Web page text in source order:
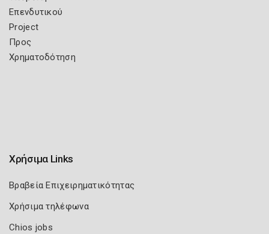
Επενδυτικού
Project
Προς
Χρηματοδότηση
Χρήσιμα Links
Βραβεία Επιχειρηματικότητας
Χρήσιμα τηλέφωνα
Chios jobs